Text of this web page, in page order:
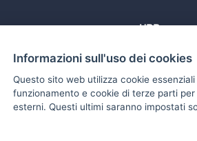
N. Sauro 31
URP
Email:
Rubrica
Informazioni sull'uso dei cookies
Questo sito web utilizza cookie
funzionamento e cookie di terze parti
esterni. Questi ultimi saranno impostati